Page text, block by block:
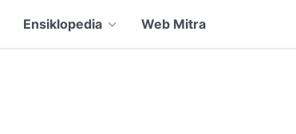
Ensiklopedia Web Mitra